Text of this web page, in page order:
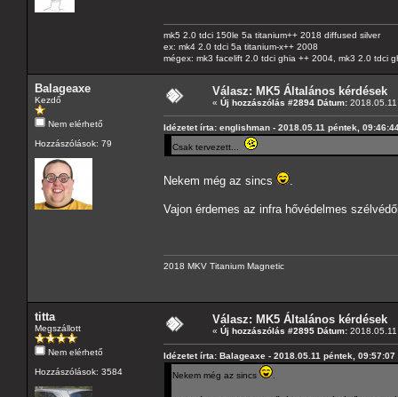
mk5 2.0 tdci 150le 5a titanium++ 2018 diffused silver
ex: mk4 2.0 tdci 5a titanium-x++ 2008
mégex: mk3 facelift 2.0 tdci ghia ++ 2004, mk3 2.0 tdci
Balageaxe
Kezdő
Nem elérhető
Hozzászólások: 79
Válasz: MK5 Általános kérdések
« Új hozzászólás #2894 Dátum:
Idézetet írta: englishman - 2018.05.11 péntek,
Csak tervezett...
Nekem még az sincs
Vajon érdemes az infra hővédelmes
2018 MKV Titanium Magnetic
titta
Megszállott
Nem elérhető
Hozzászólások: 3584
Válasz: MK5 Általános kérdések
« Új hozzászólás #2895 Dátum:
Idézetet írta: Balageaxe - 2018.05.11 péntek, 09:57:07
Nekem még az sincs